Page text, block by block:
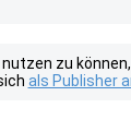
zu
als Publisher